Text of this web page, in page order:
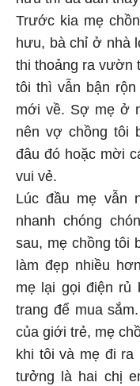
Trước kia mẹ
hưu, bà chỉ ở nhà
thi thoảng ra vườn
tôi thì vẫn bận
mới về. Sợ mẹ ở
nên vợ chồng tôi
đâu đó hoặc mời
vui vẻ.
Lúc đầu mẹ vẫn
nhanh chóng
sau, mẹ chồng tôi
làm đẹp nhiều
mẹ lại gọi điện rủ
trang để mua
của giới trẻ, mẹ
khi tôi và mẹ đi ra
tưởng là hai chị